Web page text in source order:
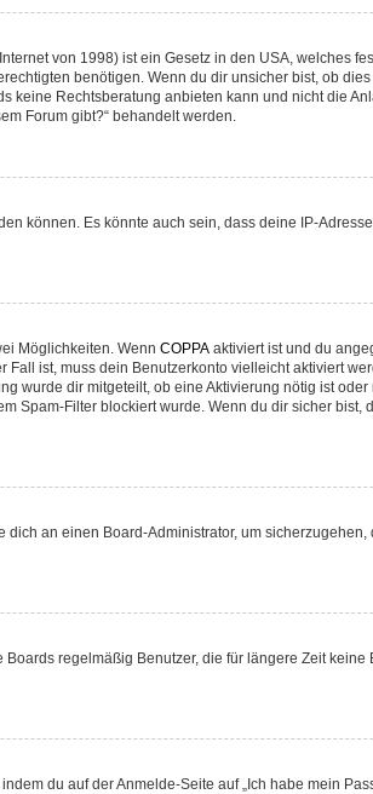
von 1998) ist ein Gesetz in den USA, welches
benötigen. Wenn du dir unsicher bist, ob
keine Rechtsberatung anbieten kann und nicht die
Forum gibt?“ behandelt werden.
können. Es könnte auch sein, dass deine IP-
Möglichkeiten. Wenn COPPA aktiviert ist und du
ist, muss dein Benutzerkonto vielleicht aktiviert
wurde dir mitgeteilt, ob eine Aktivierung nötig ist
Spam-Filter blockiert wurde. Wenn du dir sicher bist,
an einen Board-Administrator, um
regelmäßig Benutzer, die für längere Zeit
du auf der Anmelde-Seite auf „Ich habe mein